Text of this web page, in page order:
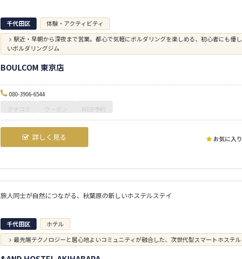
千代田区
体験・アクティビティ
駅近・早朝から深夜まで営業。都心で気軽にボルダリングを楽しめる、初心者にも優し
いボルダリングジム
お気に入り
BOULCOM 東京店
080-3906-6544
クチコミ クーポン WEB予約
詳しく見る
旅人同士が自然につながる、秋葉原の新しいホステルステイ
千代田区
ホテル
最先端テクノロジーと居心地よいコミュニティが融合した、次世代型スマートホステル